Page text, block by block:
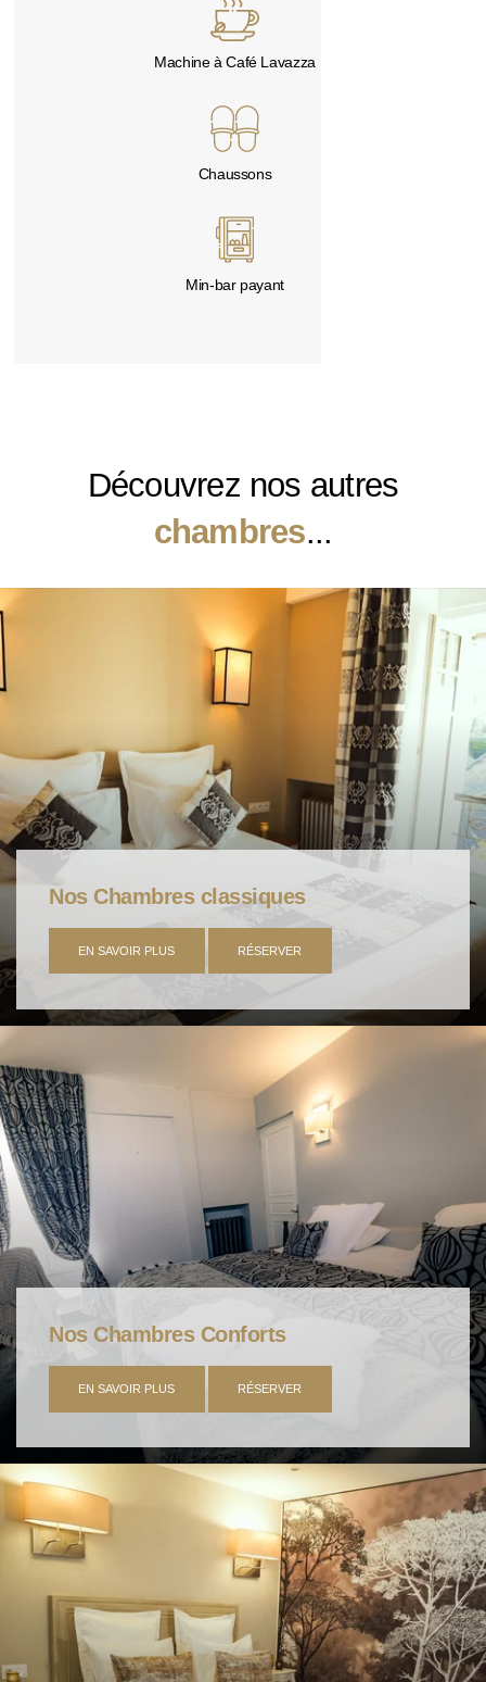
Machine à Café Lavazza
Chaussons
Min-bar payant
Découvrez nos autres
chambres...
Nos Chambres classiques
EN SAVOIR PLUS RÉSERVER
Nos Chambres Conforts
EN SAVOIR PLUS RÉSERVER